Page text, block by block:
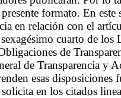
formato. En
en relación con el
cuarto de
de
de Transparencia y
esas
solicita en los citados